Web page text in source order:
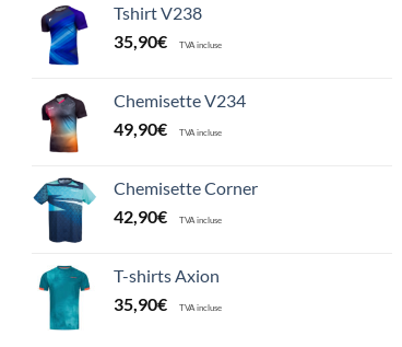
Tshirt V238
35,90€ TVA incluse
Chemisette V234
49,90€ TVA incluse
Chemisette Corner
42,90€ TVA incluse
T-shirts Axion
35,90€ TVA incluse